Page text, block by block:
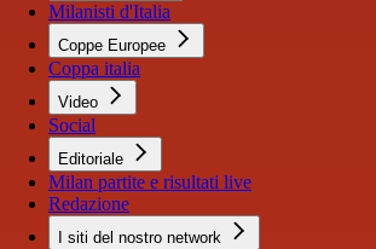
Milanisti d'Italia
Coppe Europee
Coppa italia
Video
Social
Editoriale
Milan partite e risultati live
Redazione
I siti del nostro network